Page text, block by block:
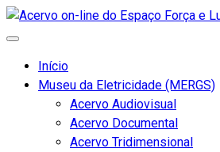
Início
Museu da Eletricidade (MERGS)
Acervo Audiovisual
Acervo Documental
Acervo Tridimensional